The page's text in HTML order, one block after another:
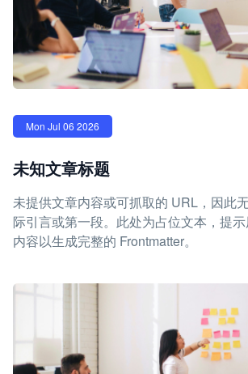
Mon Jul 06 2026
未知文章标题
未提供文章内容或可抓取的 URL，因此
际引言或第一段。此处为占位文本，提
内容以生成完整的 Frontmatter。